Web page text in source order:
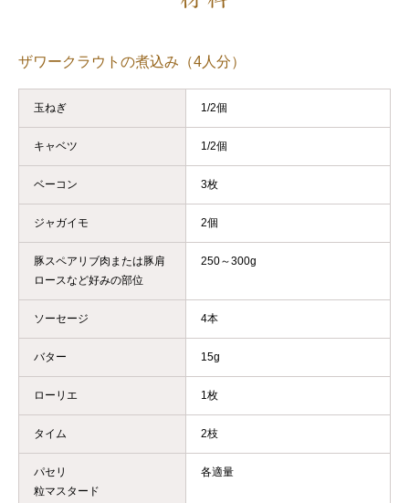
ザワークラウトの煮込み（4人分）
玉ねぎ 1/2個
キャベツ 1/2個
ベーコン 3枚
ジャガイモ 2個
豚スペアリブ肉または豚肩
ロースなど好みの部位
250～300g
ソーセージ 4本
バター 15g
ローリエ 1枚
タイム 2枝
パセリ
粒マスタード
各適量